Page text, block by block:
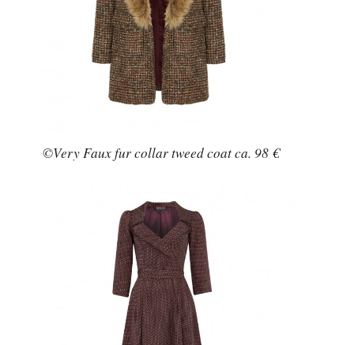
©Very Faux fur collar tweed coat ca. 98 €